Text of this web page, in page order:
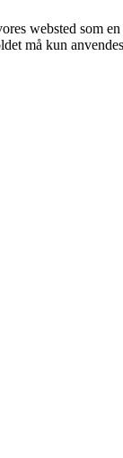
websted som
må kun